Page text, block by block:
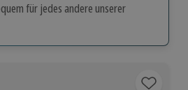
für jedes andere unserer